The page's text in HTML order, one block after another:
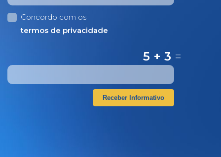
Concordo com os
termos de privacidade
5 + 3 =
Receber Informativo